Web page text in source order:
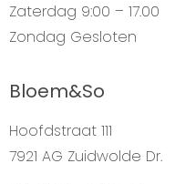
Zaterdag 9:00 – 17.00
Zondag Gesloten
Bloem&So
Hoofdstraat 111
7921 AG Zuidwolde Dr.